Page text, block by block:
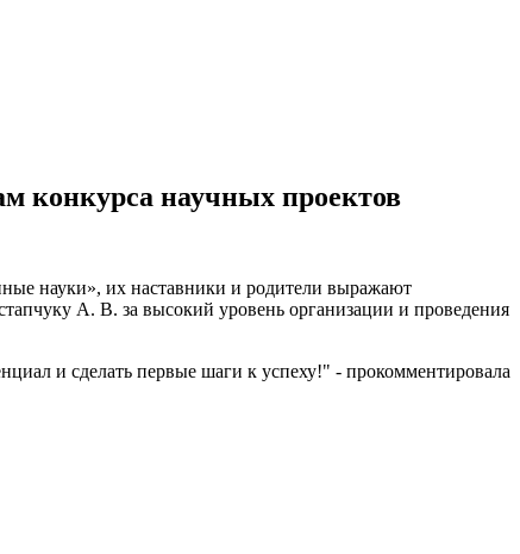
конкурса научных проектов
науки», их наставники и родители выражают
А. В. за высокий уровень организации и проведения
и сделать первые шаги к успеху!" - прокомментировала